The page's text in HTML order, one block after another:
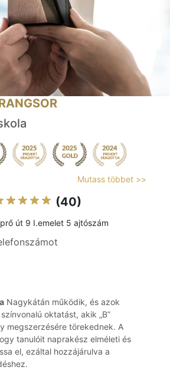
Mutass többet >>
(40)
út 9 I.emelet 5 ajtószám
Nagykátán működik, és azok
oktatást, akik „B”
megszerzésére törekednek. A
tanulóit naprakész elméleti és
el, ezáltal hozzájárulva a